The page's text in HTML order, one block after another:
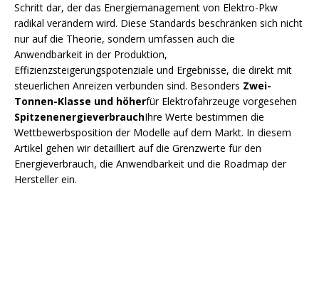
Schritt dar, der das Energiemanagement von Elektro-Pkw
radikal verändern wird. Diese Standards beschränken sich nicht
nur auf die Theorie, sondern umfassen auch die
Anwendbarkeit in der Produktion,
Effizienzsteigerungspotenziale und Ergebnisse, die direkt mit
steuerlichen Anreizen verbunden sind. Besonders Zwei-
Tonnen-Klasse und höherfür Elektrofahrzeuge vorgesehen
SpitzenenergieverbrauchIhre Werte bestimmen die
Wettbewerbsposition der Modelle auf dem Markt. In diesem
Artikel gehen wir detailliert auf die Grenzwerte für den
Energieverbrauch, die Anwendbarkeit und die Roadmap der
Hersteller ein.